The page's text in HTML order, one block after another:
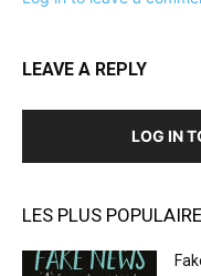
LEAVE A REPLY
LOG IN
LES PLUS